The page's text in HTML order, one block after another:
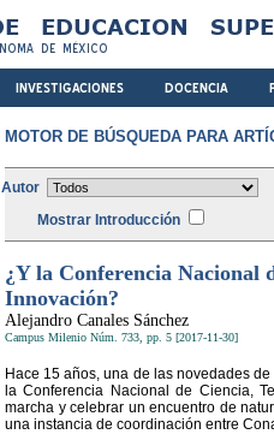
MOTOR DE BÚSQUEDA PARA
Autor
Mostrar Introducción
¿Y la Conferencia Nacional
Innovación?
Alejandro Canales Sánchez
Campus Milenio Núm. 733, pp. 5 [2017-11-30]
Hace 15 años, una de las novedades
la Conferencia Nacional de Ciencia,
marcha y celebrar un encuentro de
una instancia de coordinación entre